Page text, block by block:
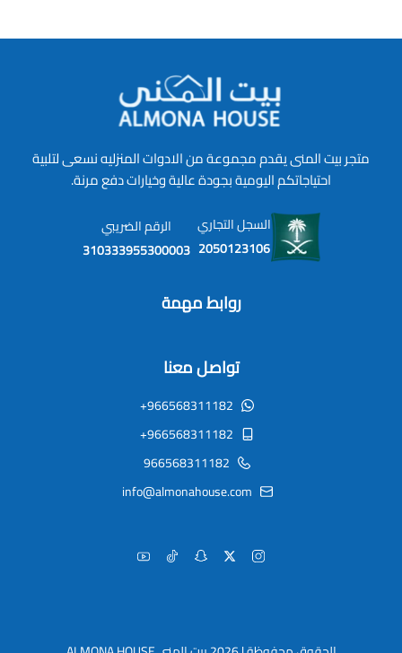
متجر بيت المنى يقدم مجموعة من الادوات المنزليه نسعى لتلبية
احتياجاتكم اليومية بجودة عالية وخيارات دفع مرنة.
السجل التجاري
2050123106
الرقم الضريبي
310333955300003
روابط مهمة
تواصل معنا
+966568311182
+966568311182
966568311182
info@almonahouse.com